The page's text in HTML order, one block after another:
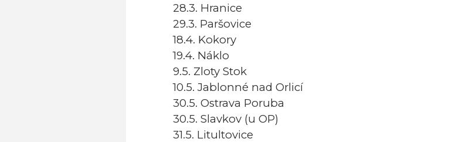
28.3. Hranice
29.3. Paršovice
18.4. Kokory
19.4. Náklo
9.5. Zloty Stok
10.5. Jablonné nad Orlicí
30.5. Ostrava Poruba
30.5. Slavkov (u OP)
31.5. Litultovice